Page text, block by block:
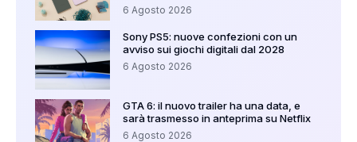
6 Agosto 2026
Sony PS5: nuove confezioni con un
avviso sui giochi digitali dal 2028
6 Agosto 2026
GTA 6: il nuovo trailer ha una data, e
sarà trasmesso in anteprima su Netflix
6 Agosto 2026